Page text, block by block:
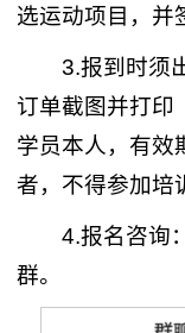
选运动项目，并
3.报到时须
订单截图并打印
学员本人，有效
者，不得参加培
4.报名咨询
群。